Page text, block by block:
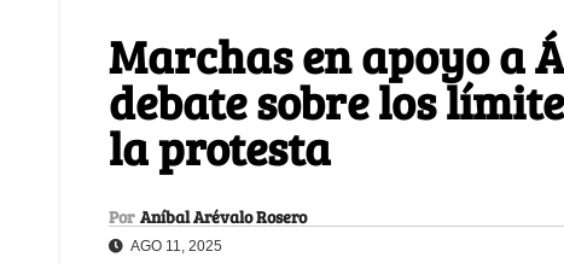
Marchas en apoyo a
debate sobre los
la protesta
Por Aníbal Arévalo Rosero
AGO 11, 2025